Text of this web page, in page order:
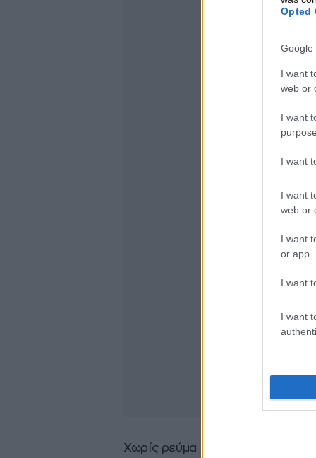
Opted
Google
I want
web or
I want
I want
I want
web or
I want
or app.
I want
I want
Χωρίς ρεύμα έμειναν για